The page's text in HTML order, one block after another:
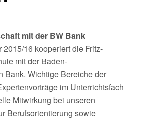
mit der BW Bank
2015/16 kooperiert die Fritz-
mit der Baden-
Bank. Wichtige Bereiche der
im Unterrichtsfach
Mitwirkung bei unseren
Berufsorientierung sowie